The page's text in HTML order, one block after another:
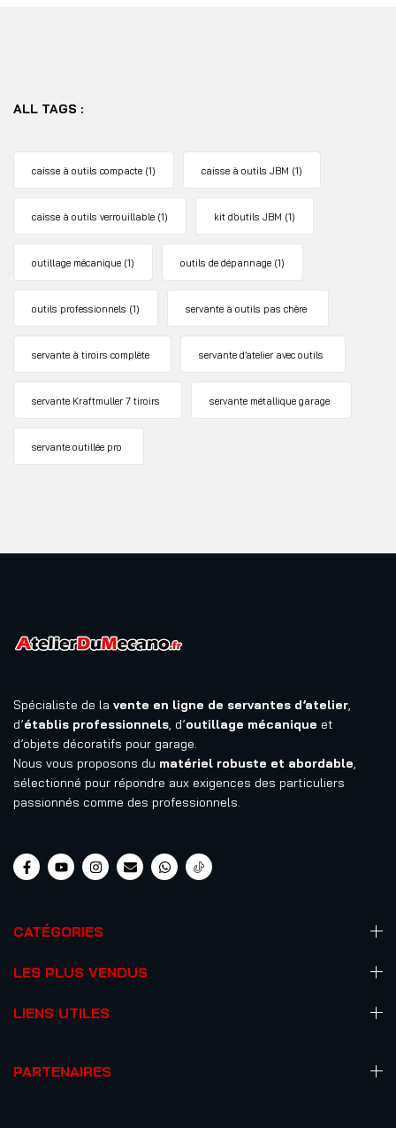
ALL TAGS :
caisse à outils compacte (1) caisse à outils JBM (1)
caisse à outils verrouillable (1) kit d’outils JBM (1)
outillage mécanique (1) outils de dépannage (1)
outils professionnels (1) servante à outils pas chère
servante à tiroirs complète servante d’atelier avec outils
servante Kraftmuller 7 tiroirs servante métallique garage
servante outillée pro
Spécialiste de la vente en ligne de servantes d’atelier,
d’établis professionnels, d’outillage mécanique et
d’objets décoratifs pour garage.
Nous vous proposons du matériel robuste et abordable,
sélectionné pour répondre aux exigences des particuliers
passionnés comme des professionnels.
CATÉGORIES
LES PLUS VENDUS
LIENS UTILES
PARTENAIRES